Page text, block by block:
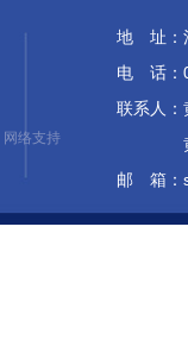
网络支持
地 址：
电 话：
联系人
黄 佳
邮 箱：